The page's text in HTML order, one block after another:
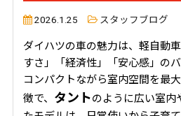
2026.1.25 スタッフブログ
ダイハツの車の魅力は、軽自動
すさ」「経済性」「安心感」の
コンパクトながら室内空間を最
徴で、 タントのように広い室内